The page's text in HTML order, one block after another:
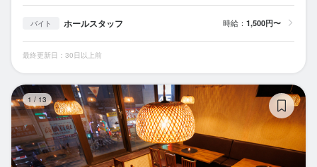
バイト ホールスタッフ 時給： 1,500円〜
最終更新日：30日以上前
1 / 13